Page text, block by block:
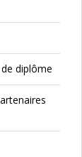
diplôme